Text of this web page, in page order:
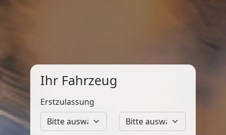
Ihr Fahrzeug
Erstzulassung